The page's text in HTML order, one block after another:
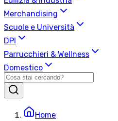
Merchandising
Scuole e Università
DPI
Parrucchieri & Wellness
Domestico
Home